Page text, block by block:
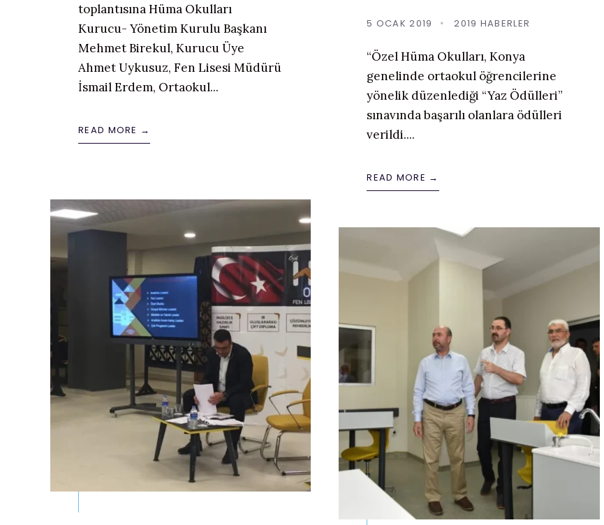
toplantısına Hüma Okulları
Kurucu- Yönetim Kurulu Başkanı
Mehmet Birekul, Kurucu Üye
Ahmet Uykusuz, Fen Lisesi Müdürü
İsmail Erdem, Ortaokul...
READ MORE →
5 OCAK 2019 • 2019 HABERLER
“Özel Hüma Okulları, Konya
genelinde ortaokul öğrencilerine
yönelik düzenlediği “Yaz Ödülleri”
sınavında başarılı olanlara ödülleri
verildi....
READ MORE →